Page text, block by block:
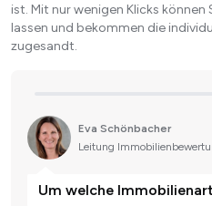
ist. Mit nur wenigen Klicks
lassen und bekommen die
zugesandt.